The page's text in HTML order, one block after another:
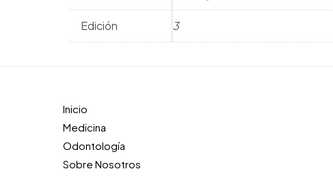
Edición 3
Inicio
Medicina
Odontología
Sobre Nosotros